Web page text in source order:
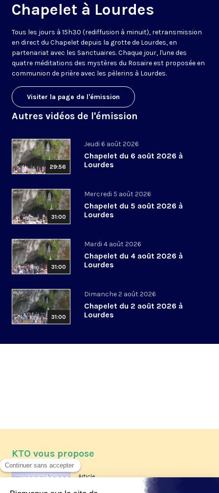
Chapelet à Lourdes
Tous les jours à 15h30 (rediffusion à minuit), retransmission
en direct du Chapelet depuis la grotte de Lourdes, en
partenariat avec les Sanctuaires. Chaque jour, l'une des
quatre méditations des mystères du Rosaire est proposée en
communion de prière avec les pèlerins à Lourdes.
Visiter la page de l'émission
Autres vidéos de l'émission
29:56
Jeudi 6 août 2026
Chapelet du 6 août 2026 à
Lourdes
31:00
Mercredi 5 août 2026
Chapelet du 5 août 2026 à
Lourdes
31:00
Mardi 4 août 2026
Chapelet du 4 août 2026 à
Lourdes
31:00
Dimanche 2 août 2026
Chapelet du 2 août 2026 à
Lourdes
KTO vous propose
Article
Les reportages d'été 2026 de KTO